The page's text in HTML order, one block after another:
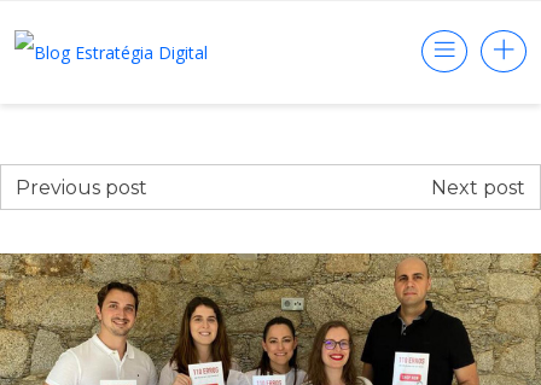
Previous post Next post